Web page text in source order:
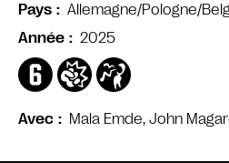
Avec Mala Emde, John
Pays
Allemagne/Pologne/
Année
2025